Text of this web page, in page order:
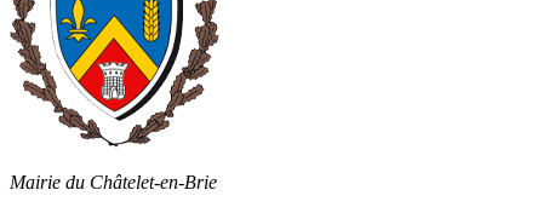
Mairie du Châtelet-en-Brie